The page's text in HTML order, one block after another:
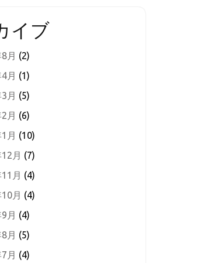
イブ
月 (2)
月 (1)
月 (5)
月 (6)
月 (10)
月 (7)
月 (4)
月 (4)
月 (4)
月 (5)
月 (4)